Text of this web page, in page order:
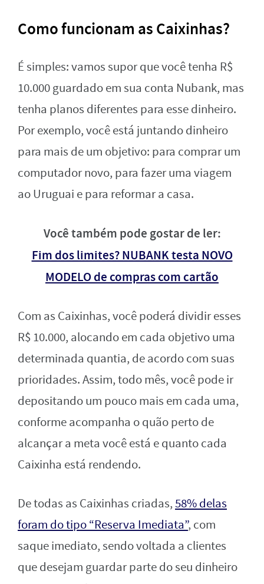
Como funcionam as Caixinhas?
É simples: vamos supor que você tenha R$
10.000 guardado em sua conta Nubank, mas
tenha planos diferentes para esse dinheiro.
Por exemplo, você está juntando dinheiro
para mais de um objetivo: para comprar um
computador novo, para fazer uma viagem
ao Uruguai e para reformar a casa.
Você também pode gostar de ler:
Fim dos limites? NUBANK testa NOVO
MODELO de compras com cartão
Com as Caixinhas, você poderá dividir esses
R$ 10.000, alocando em cada objetivo uma
determinada quantia, de acordo com suas
prioridades. Assim, todo mês, você pode ir
depositando um pouco mais em cada uma,
conforme acompanha o quão perto de
alcançar a meta você está e quanto cada
Caixinha está rendendo.
De todas as Caixinhas criadas,58% delas
foram do tipo “Reserva Imediata”, com
saque imediato, sendo voltada a clientes
que desejam guardar parte do seu dinheiro